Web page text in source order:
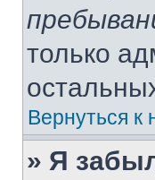
только
Вернуться к
» Я